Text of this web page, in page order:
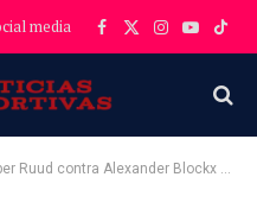
media Facebook
X
Instagram
YouTube
contra Alexander Blockx | Lo más destacado del Abierto de Madrid